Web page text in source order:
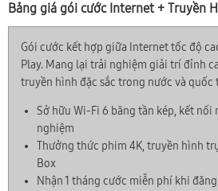
Bảng giá gói cước Internet + Truyền
Gói cước kết hợp giữa Internet tốc độ
Play. Mang lại trải nghiệm giải trí đỉnh
truyền hình đặc sắc trong nước và quốc
Sở hữu Wi-Fi 6 băng tần kép, kết
nghiệm
Thưởng thức phim 4K, truyền hình
Box
Nhận 1 tháng cước miễn phí khi